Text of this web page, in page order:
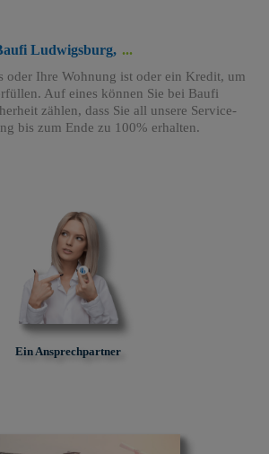
Ludwigsburg,
oder Ihre Wohnung ist oder ein Kredit, um
Auf eines können Sie bei Baufi
zählen, dass Sie all unsere Service-
bis zum Ende zu 100% erhalten.
Ein Ansprechpartner